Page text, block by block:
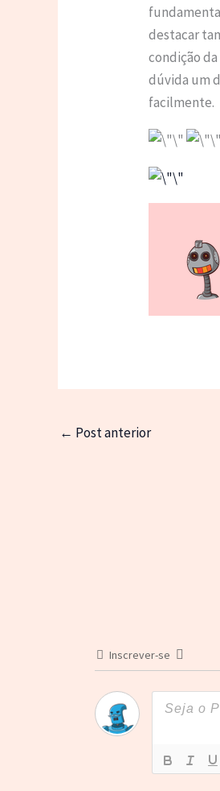
destacar
condição
dúvida um
facilmente.
← Post anterior
Inscrever-se